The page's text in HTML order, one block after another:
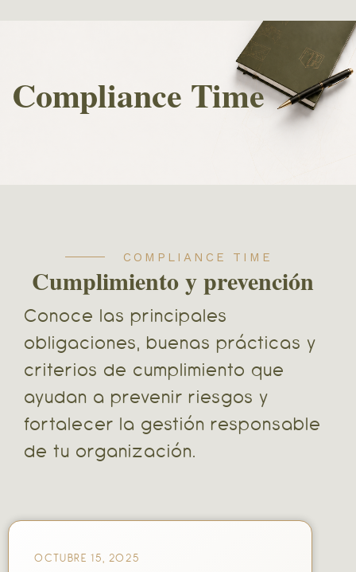
Compliance Time
COMPLIANCE TIME
Cumplimiento y prevención
Conoce las principales
obligaciones, buenas prácticas y
criterios de cumplimiento que
ayudan a prevenir riesgos y
fortalecer la gestión responsable
de tu organización.
OCTUBRE 15, 2025